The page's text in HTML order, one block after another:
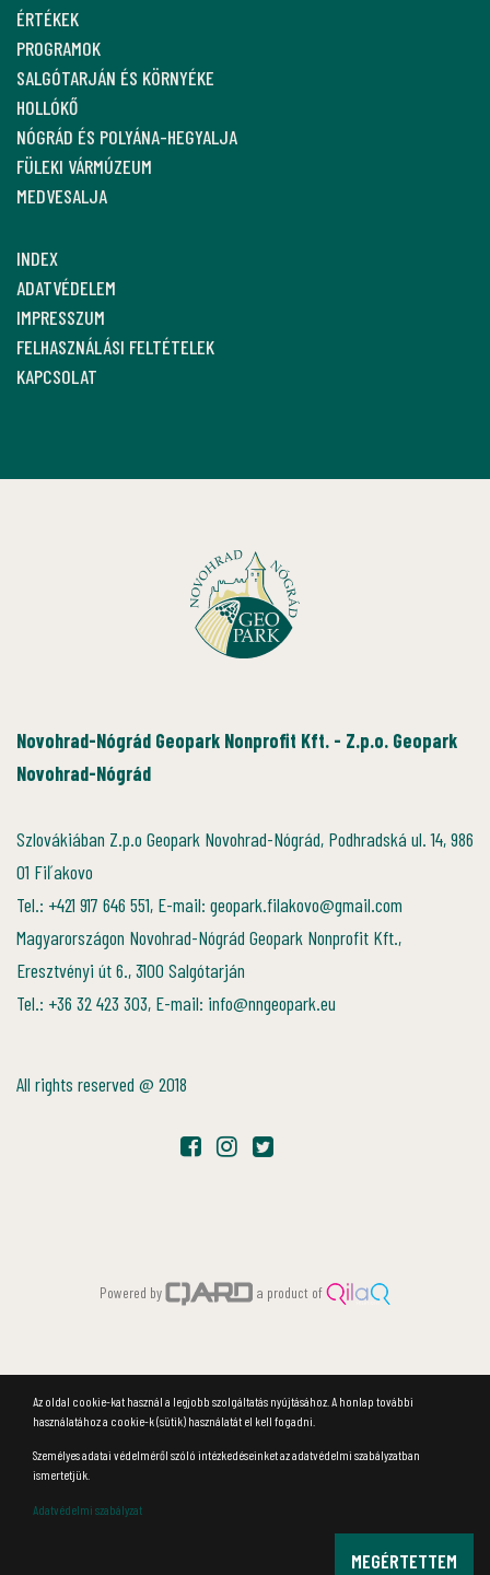
ÉRTÉKEK
PROGRAMOK
SALGÓTARJÁN ÉS KÖRNYÉKE
HOLLÓKŐ
NÓGRÁD ÉS POLYÁNA-HEGYALJA
FÜLEKI VÁRMÚZEUM
MEDVESALJA
INDEX
ADATVÉDELEM
IMPRESSZUM
FELHASZNÁLÁSI FELTÉTELEK
KAPCSOLAT
Novohrad-Nógrád Geopark Nonprofit Kft. - Z.p.o. Geopark
Novohrad-Nógrád
Szlovákiában Z.p.o Geopark Novohrad-Nógrád, Podhradská ul. 14, 986
01 Fiľakovo
Tel.: +421 917 646 551, E-mail: geopark.filakovo@gmail.com
Magyarországon Novohrad-Nógrád Geopark Nonprofit Kft.,
Eresztvényi út 6., 3100 Salgótarján
Tel.: +36 32 423 303, E-mail: info@nngeopark.eu
All rights reserved @ 2018
Powered by a product of
Az oldal cookie-kat használ a legjobb szolgáltatás nyújtásához. A honlap további
használatához a cookie-k (sütik) használatát el kell fogadni.
Személyes adatai védelméről szóló intézkedéseinket az adatvédelmi szabályzatban
ismertetjük.
Adatvédelmi szabályzat
MEGÉRTETTEM